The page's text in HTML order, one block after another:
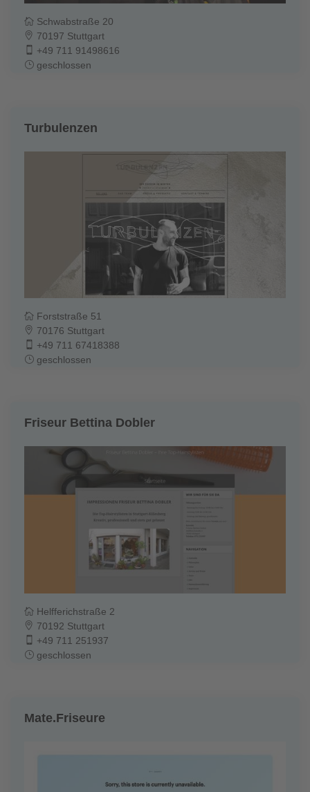
Schwabstraße 20
70197 Stuttgart
+49 711 91498616
geschlossen
Turbulenzen
Forststraße 51
70176 Stuttgart
+49 711 67418388
geschlossen
Friseur Bettina Dobler
Helfferichstraße 2
70192 Stuttgart
+49 711 251937
geschlossen
Mate.Friseure